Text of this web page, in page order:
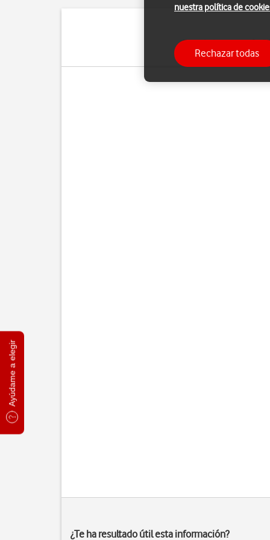
Ayúdame a elegir
Cuando la marcación
de
¿Te ha resultado útil esta información?
nuestra política de
Rechazar todas